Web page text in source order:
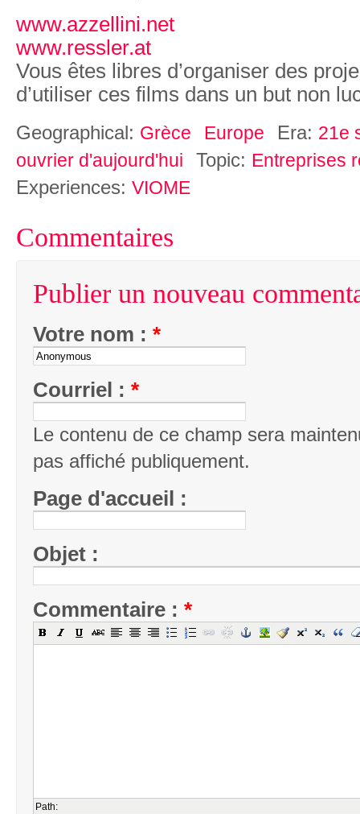
www.azzellini.net
www.ressler.at
Vous êtes libres d’organiser des
d’utiliser ces films dans un but non
Geographical: Grèce Europe Era: 21e
ouvrier d'aujourd'hui
Topic: Entreprises
Experiences: VIOME
Commentaires
Publier un nouveau
Votre nom : *
Courriel : *
Le contenu de ce champ sera
pas affiché publiquement.
Page d'accueil :
Objet :
Commentaire : *
Path: